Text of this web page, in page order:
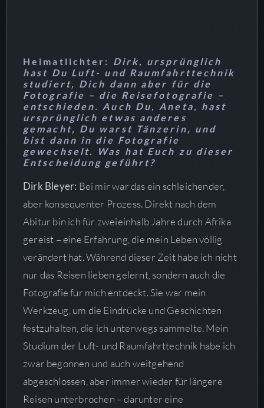
Heimatlichter: Dirk, ursprünglich
hast Du Luft- und Raumfahrttechnik
studiert, Dich dann aber für die
Fotografie – die Reisefotografie –
entschieden. Auch Du, Aneta, hast
ursprünglich etwas anderes
gemacht, Du warst Tänzerin, und
bist dann in die Fotografie
gewechselt. Was hat Euch zu dieser
Entscheidung geführt?
Dirk Bleyer: Bei mir war das ein schleichender,
aber konsequenter Prozess. Direkt nach dem
Abitur bin ich für zweieinhalb Jahre durch Afrika
gereist – eine Erfahrung, die mein Leben völlig
verändert hat. Während dieser Zeit habe ich nicht
nur das Reisen lieben gelernt, sondern auch die
Fotografie für mich entdeckt. Sie war mein
Werkzeug, um die Eindrücke und Geschichten
festzuhalten, die ich unterwegs sammelte. Mein
Studium der Luft- und Raumfahrttechnik habe ich
zwar begonnen und auch weitgehend
abgeschlossen, aber immer wieder für längere
Reisen unterbrochen – darunter eine